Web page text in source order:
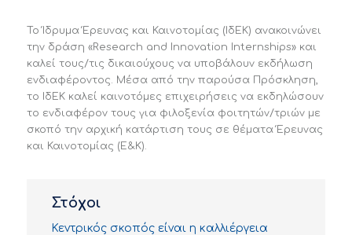
Το Ίδρυμα Έρευνας και Καινοτομίας (ΙδΕΚ) ανακοινώνει
την δράση «Research and Innovation Internships» και
καλεί τους/τις δικαιούχους να υποβάλουν εκδήλωση
ενδιαφέροντος. Μέσα από την παρούσα Πρόσκληση,
το ΙδΕΚ καλεί καινοτόμες επιχειρήσεις να εκδηλώσουν
το ενδιαφέρον τους για φιλοξενία φοιτητών/τριών με
σκοπό την αρχική κατάρτιση τους σε θέματα Έρευνας
και Καινοτομίας (Ε&Κ).
Στόχοι
Κεντρικός σκοπός είναι η καλλιέργεια